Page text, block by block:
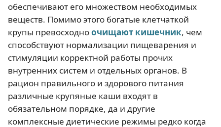
обеспечивают его множеством необходимых
веществ. Помимо этого богатые клетчаткой
крупы превосходноочищают кишечник, чем
способствуют нормализации пищеварения и
стимуляции корректной работы прочих
внутренних систем и отдельных органов. В
рацион правильного и здорового питания
различные крупяные каши входят в
обязательном порядке, да и другие
комплексные диетические режимы редко когда